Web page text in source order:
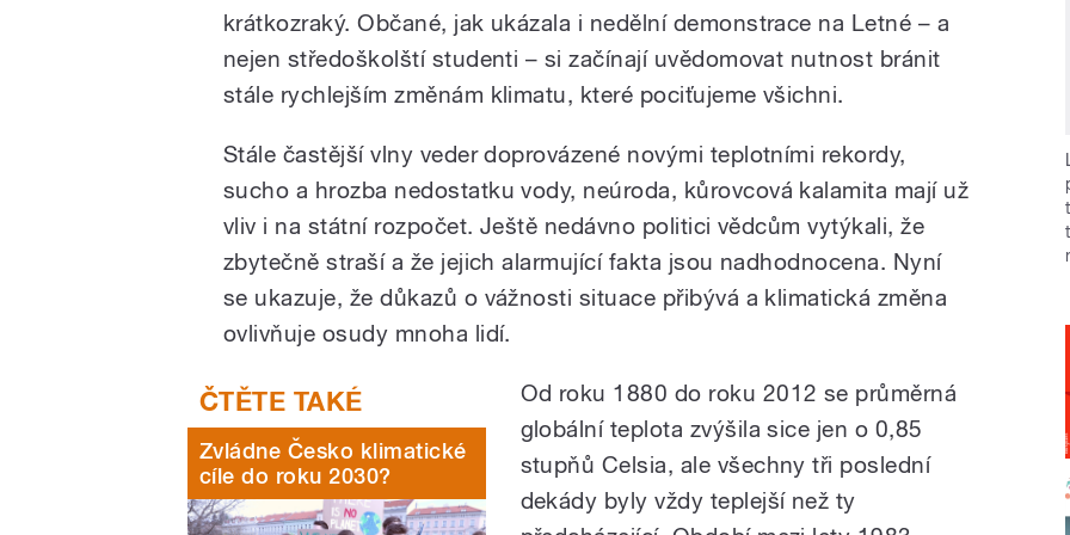
krátkozraký. Občané, jak ukázala i nedělní demonstrace na Letné – a
nejen středoškolští studenti – si začínají uvědomovat nutnost bránit
stále rychlejším změnám klimatu, které pociťujeme všichni.
Stále častější vlny veder doprovázené novými teplotními rekordy,
sucho a hrozba nedostatku vody, neúroda, kůrovcová kalamita mají už
vliv i na státní rozpočet. Ještě nedávno politici vědcům vytýkali, že
zbytečně straší a že jejich alarmující fakta jsou nadhodnocena. Nyní
se ukazuje, že důkazů o vážnosti situace přibývá a klimatická změna
ovlivňuje osudy mnoha lidí.
Zvládne Česko klimatické
cíle do roku 2030?
Od roku 1880 do roku 2012 se průměrná
globální teplota zvýšila sice jen o 0,85
stupňů Celsia, ale všechny tři poslední
dekády byly vždy teplejší než ty